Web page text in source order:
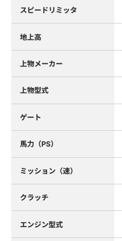
スピードリミッタ
地上高
上物メーカー
上物型式
ゲート
馬力（PS）
ミッション（速）
クラッチ
エンジン型式